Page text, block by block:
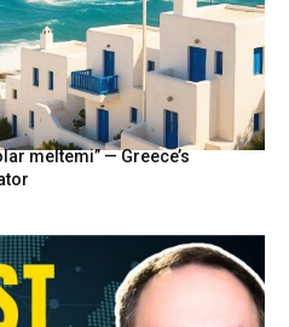
meltemi” — Greece’s